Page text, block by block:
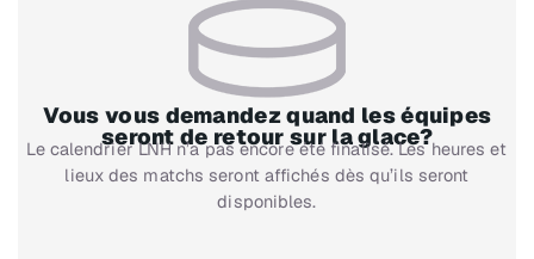
Vous vous demandez quand les équipes
seront de retour sur la glace?
Le calendrier LNH n’a pas encore été finalisé. Les heures et
lieux des matchs seront affichés dès qu’ils seront
disponibles.